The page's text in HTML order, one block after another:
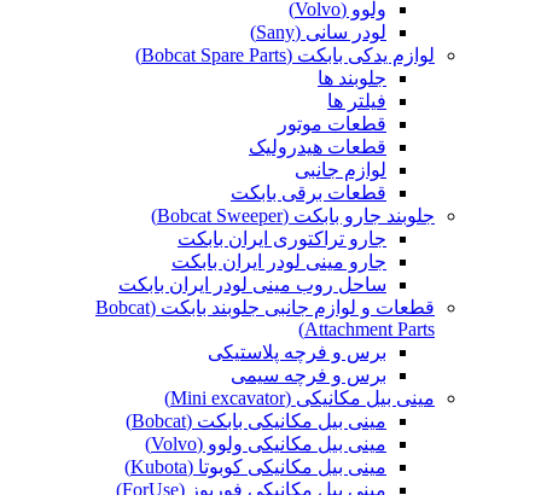
ولوو (Volvo)
لودر سانی (Sany)
لوازم یدکی بابکت (Bobcat Spare Parts)
جلوبند ها
فیلتر ها
قطعات موتور
قطعات هیدرولیک
لوازم جانبی
قطعات برقی بابکت
جلوبند جارو بابکت (Bobcat Sweeper)
جارو تراکتوری ایران بابکت
جارو مینی لودر ایران بابکت
ساحل روب مینی لودر ایران بابکت
قطعات و لوازم جانبی جلوبند بابکت (Bobcat
Attachment Parts)
برس و فرچه پلاستیکی
برس و فرچه سیمی
مینی بیل مکانیکی (Mini excavator)
مینی بیل مکانیکی بابکت (Bobcat)
مینی بیل مکانیکی ولوو (Volvo)
مینی بیل مکانیکی کوبوتا (Kubota)
مینی بیل مکانیکی فوریوز (ForUse)